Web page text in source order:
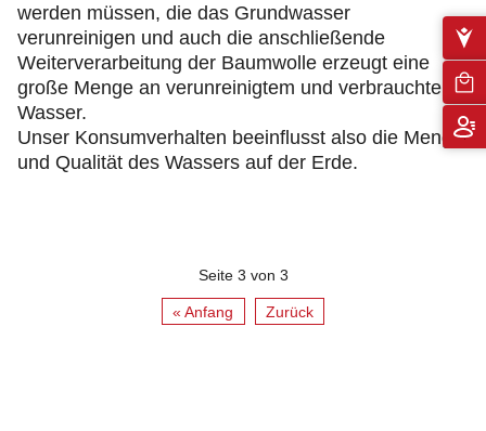
werden müssen, die das Grundwasser
verunreinigen und auch die anschließende
Weiterverarbeitung der Baumwolle erzeugt eine
große Menge an verunreinigtem und verbrauchtem
Wasser.
Unser Konsumverhalten beeinflusst also die Menge
und Qualität des Wassers auf der Erde.
Seite 3 von 3
« Anfang Zurück